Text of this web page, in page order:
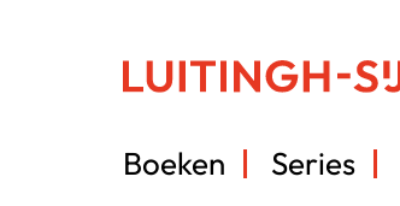
Boeken Series